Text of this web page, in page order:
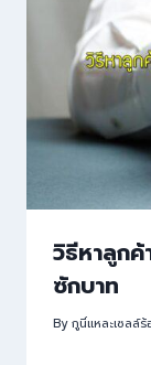
วิธีหาลูก
ซักบาท
Byกูนี่แหละเซลล์